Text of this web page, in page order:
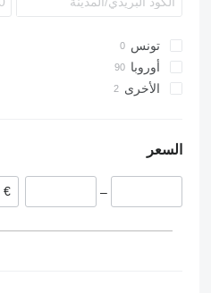
تونس
أوروبا
هولندا
ألمانيا
السويد
الأخرى
السعر
–